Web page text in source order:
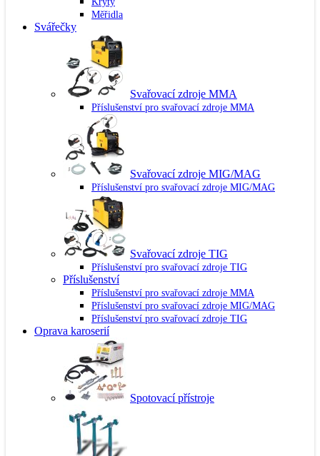
Měřidla
Svářečky
Svařovací zdroje MMA
Příslušenství pro svařovací zdroje MMA
Svařovací zdroje MIG/MAG
Příslušenství pro svařovací zdroje MIG/MAG
Svařovací zdroje TIG
Příslušenství pro svařovací zdroje TIG
Příslušenství
Příslušenství pro svařovací zdroje MMA
Příslušenství pro svařovací zdroje MIG/MAG
Příslušenství pro svařovací zdroje TIG
Oprava karoserií
Spotovací přístroje